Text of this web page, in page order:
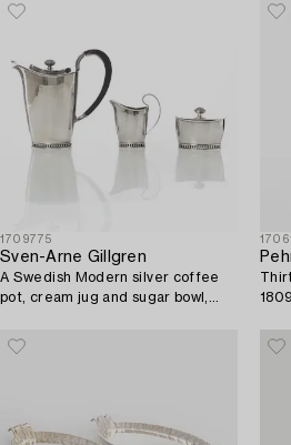
1709775
Sven-Arne Gillgren
A Swedish Modern silver coffee
pot, cream jug and sugar bowl,
1809.